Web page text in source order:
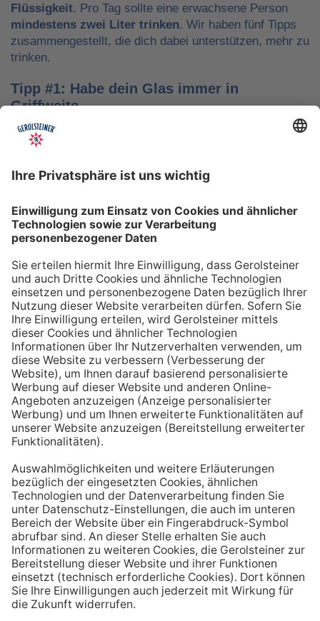
Flüssigkeit. Pro Tag sollte eine erwachsene Person
mindestens zwei Liter trinken. Wir haben fünf Tipps
zusammengestellt, die dich dabei unterstützen, mehr zu
trinken.
Tipp #1: Habe dein Glas immer in
Griffweite
Ob bei der Arbeit oder während der Freizeit: Wasser
nicht vergisst. Denke daran, auch unterwegs immer
etwas Wasser dabei zu haben. Kleine PET-Flaschen mit
hinnehmen.
Tipp #2: Trinke direkt nach dem Aufstehen
Über Nacht verliert dein Körper Flüssigkeit. Um gut in
den Tag zu starten, solltest du deshalb direkt nach dem
Aufstehen ein großes Glas Wasser trinken. Stelle dir
zum Beispiel eine Flasche Mineralwasser direkt ans
Bett, damit du dieses kleine Morgenritual sofort
durchführen kannst.
Tipp #3: Vor und während jeder Mahlzeit
ein Glas Wasser trinken
Dadurch verknüpfst du das Trinken mit einem Ereignis.
einer Mahlzeit trinken, unterstützt du außerdem die
Produktion von Verdauungssäften. Zusätzlich fördert
das Trinken während des Essens das Sättigungsgefühl.
Tipp #4: Peppe dein Wasser auf
Wenn dir der Geschmack von purem Mineralwasser
nicht reichen sollte, dann kannst du deine Getränke mit
einfachen Mitteln verfeinern. Mische dir einfach